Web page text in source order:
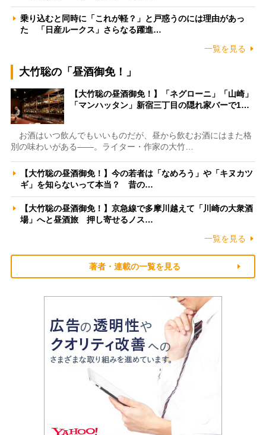
乗り込むと同時に「これが軽？」と戸惑うのには理由があっ
た 「日産ルークス」さらなる躍進…
一覧を見る
大竹聡の「昼酒御免！」
【大竹聡の昼酒御免！】「ネグローニ」「山崎」
「マンハッタン」新宿三丁目の隠れ家バーで1…
お酒はいつ飲んでもいいものだが、昼から飲むお酒にはまた格
別の味わいがある――。ライター・作家の大竹…
【大竹聡の昼酒御免！】今の若者は「なめろう」や「キヌカツ
ギ」を知らないって本当？ 昔の…
【大竹聡の昼酒御免！】京急線で多摩川越えて「川崎の大衆酒
場」へと昼酒旅 押し寄せるノス…
一覧を見る
著者・連載の一覧を見る